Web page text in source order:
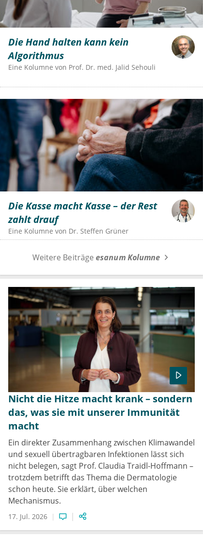
Die Hand halten kann kein
Algorithmus
Eine Kolumne von Prof. Dr. med. Jalid Sehouli
Die Kasse macht Kasse – der Rest
zahlt drauf
Eine Kolumne von Dr. Steffen Grüner
Weitere Beiträgeesanum Kolumne
Nicht die Hitze macht krank – sondern
das, was sie mit unserer Immunität
macht
Ein direkter Zusammenhang zwischen Klimawandel
und sexuell übertragbaren Infektionen lässt sich
nicht belegen, sagt Prof. Claudia Traidl-Hoffmann –
trotzdem betrifft das Thema die Dermatologie
schon heute. Sie erklärt, über welchen
Mechanismus.
17. Jul. 2026